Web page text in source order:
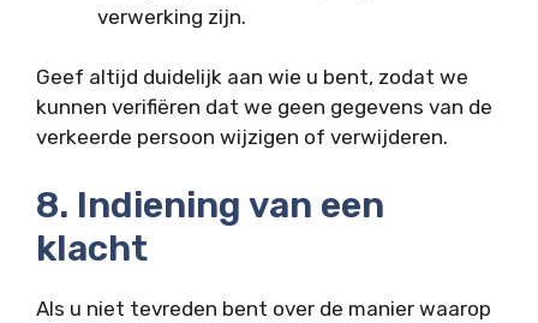
verwerking zijn.
Geef altijd duidelijk aan wie u bent, zodat we
kunnen verifiëren dat we geen gegevens van de
verkeerde persoon wijzigen of verwijderen.
8. Indiening van een
klacht
Als u niet tevreden bent over de manier waarop